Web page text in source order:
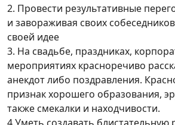
2. Провести результативные
и завораживая своих
своей идее
3. На свадьбе, праздниках,
мероприятиях красноречиво
анекдот либо поздравления.
признак хорошего образования,
также смекалки и находчивости.